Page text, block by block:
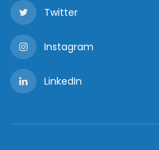
Twitter
Instagram
LinkedIn